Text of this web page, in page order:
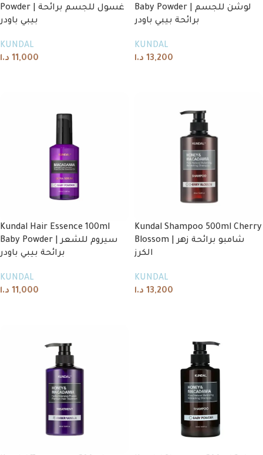
Powder | غسول للجسم برائحة
بيبي باودر
KUNDAL
11,000 د.ا
Baby Powder | لوشن للجسم
برائحة بيبي باودر
KUNDAL
13,200 د.ا
Kundal Hair Essence 100ml
Baby Powder | سيروم للشعر
برائحة بيبي باودر
KUNDAL
11,000 د.ا
Kundal Shampoo 500ml Cherry
Blossom | شامبو برائحة زهر
الكرز
KUNDAL
13,200 د.ا